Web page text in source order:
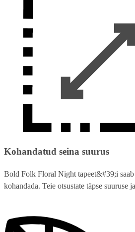
Kohandatud seina suurus
Bold Folk Floral Night tapeet&#39;i saab
kohandada. Teie otsustate täpse suuruse